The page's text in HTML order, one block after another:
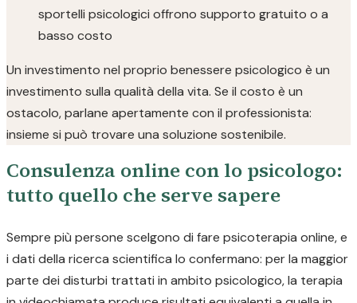
sportelli psicologici offrono supporto gratuito o a
basso costo
Un investimento nel proprio benessere psicologico è un
investimento sulla qualità della vita. Se il costo è un
ostacolo, parlane apertamente con il professionista:
insieme si può trovare una soluzione sostenibile.
Consulenza online con lo psicologo:
tutto quello che serve sapere
Sempre più persone scelgono di fare psicoterapia online, e
i dati della ricerca scientifica lo confermano: per la maggior
parte dei disturbi trattati in ambito psicologico, la terapia